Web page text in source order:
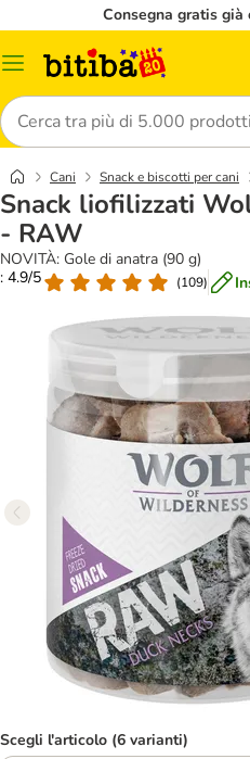
Consegna gratis già
Overview
Cerca
Cani Snack e biscotti per cani
Snack liofilizzati
- RAW
NOVITÀ: Gole di anatra (90 g)
: 4.9/5
(109)
Scegli l'articolo (6 varianti)